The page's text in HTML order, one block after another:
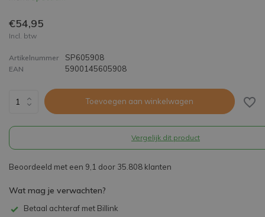
€54,95
Incl. btw
Artikelnummer SP605908
EAN 5900145605908
Toevoegen aan winkelwagen
Vergelijk dit product
Beoordeeld met een 9,1 door 35.808 klanten
Wat mag je verwachten?
Betaal achteraf met Billink